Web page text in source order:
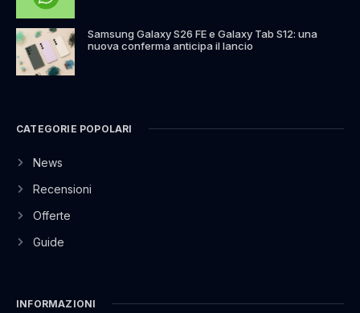
Samsung Galaxy S26 FE e Galaxy Tab S12: una
nuova conferma anticipa il lancio
CATEGORIE POPOLARI
News
Recensioni
Offerte
Guide
INFORMAZIONI